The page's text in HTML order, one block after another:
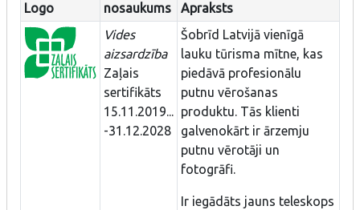
Logo
nosaukums
Apraksts
Vides
aizsardzība
Zaļais
sertifikāts
15.11.2019...
-31.12.2028
Šobrīd Latvijā vienīgā
lauku tūrisma mītne, kas
piedāvā profesionālu
putnu vērošanas
produktu. Tās klienti
galvenokārt ir ārzemju
putnu vērotāji un
fotogrāfi.
Ir iegādāts jauns teleskops